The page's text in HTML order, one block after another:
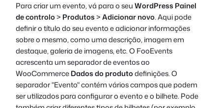
Para criar um evento, vá para o seuWordPress Painel
de controlo> Produtos>Adicionar novo. Aqui pode
definir o título do seu evento e adicionar informações
sobre o mesmo, como uma descrição, imagem em
destaque, galeria de imagens, etc. O FooEvents
acrescenta um separador de eventos ao
WooCommerceDados do produtodefinições. O
separador "Evento" contém vários campos que podem
ser utilizados para configurar o evento e o bilhete. Pode